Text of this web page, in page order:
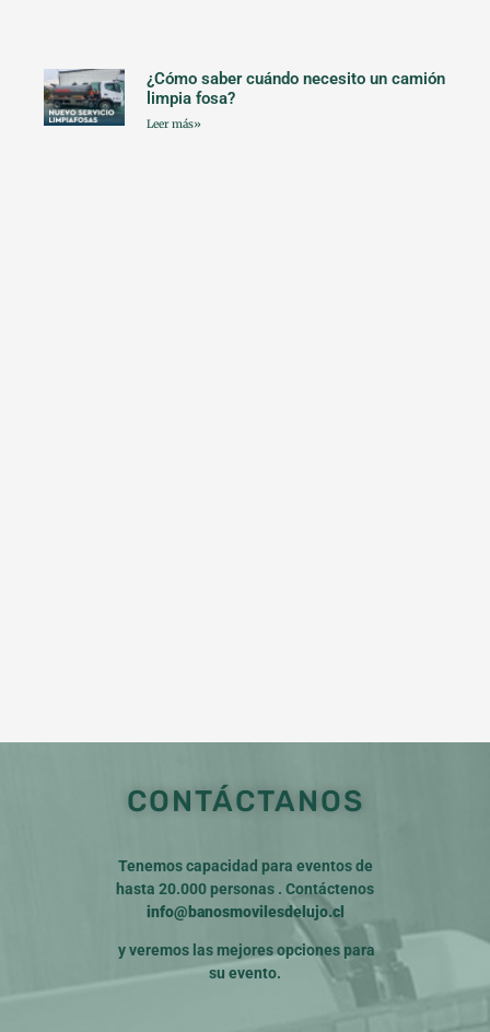
¿Cómo saber cuándo necesito un camión
limpia fosa?
Leer más»
CONTÁCTANOS
Tenemos capacidad para eventos de
hasta 20.000 personas . Contáctenos
info@banosmovilesdelujo.cl
y veremos las mejores opciones para
su evento.